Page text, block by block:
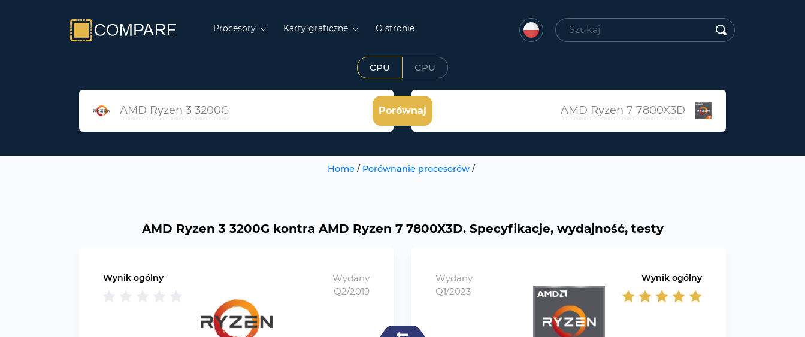
Procesory Karty graficzne O stronie
CPU GPU
AMD Ryzen 3 3200G AMD Ryzen 7 7800X3D
Porównaj
Home / Porównanie procesorów /
AMD Ryzen 3 3200G kontra AMD Ryzen 7 7800X3D. Specyfikacje, wydajność, testy
Wynik ogólny
Wydany
Q2/2019
Wydany
Q1/2023
Wynik ogólny